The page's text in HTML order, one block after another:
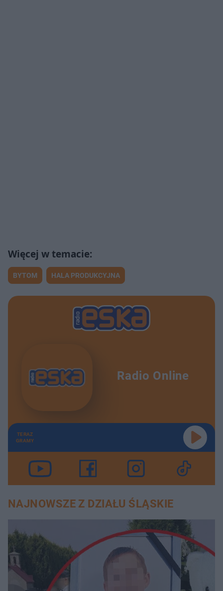
BYTOM HALA PRODUKCYJNA
Radio Online
TERAZ
GRAMY
NAJNOWSZE Z DZIAŁU ŚLĄSKIE